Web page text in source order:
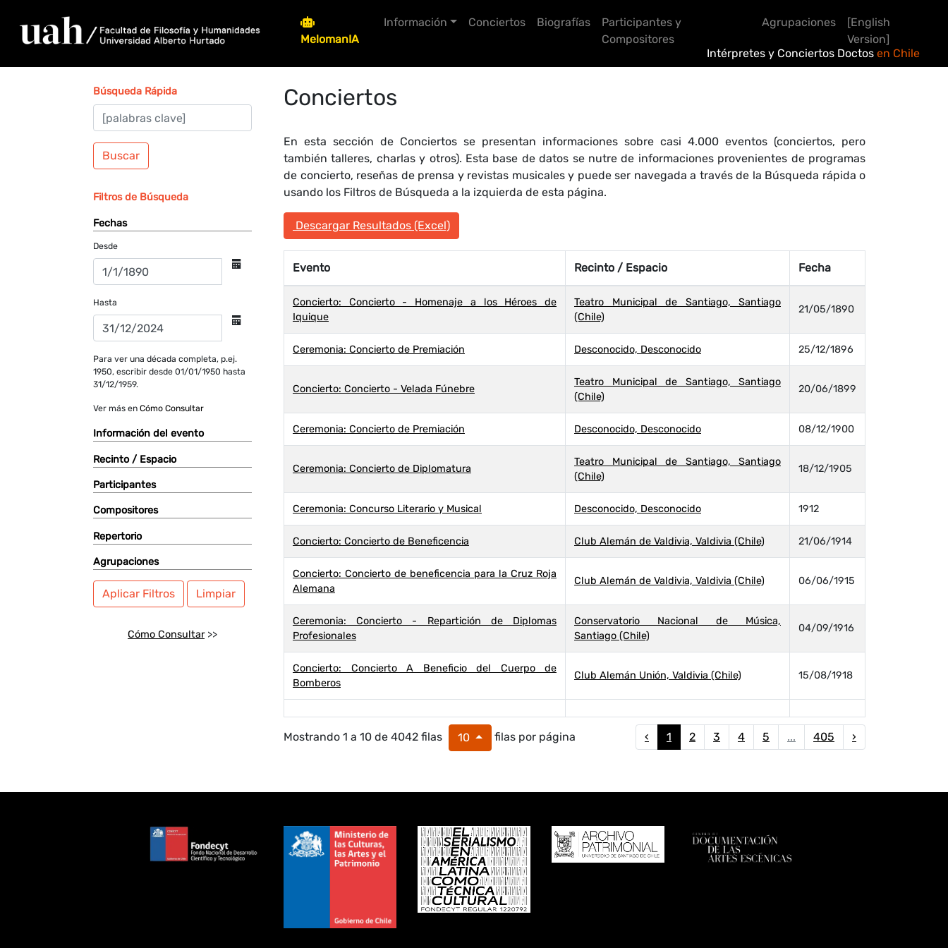
MelomanIA
Información Conciertos Biografías
Participantes y
Compositores
Agrupaciones
[English
Version]
Intérpretes y Conciertos Doctos en Chile
Búsqueda Rápida
Buscar
Filtros de Búsqueda
Fechas
Desde
Hasta
Para ver una década completa, p.ej.
1950, escribir desde 01/01/1950 hasta
31/12/1959.
Ver más en Cómo Consultar
Información del evento
Recinto / Espacio
Participantes
Compositores
Repertorio
Agrupaciones
Aplicar Filtros Limpiar
Cómo Consultar>>
Conciertos
En esta sección de Conciertos se presentan informaciones sobre casi 4.000 eventos (conciertos, pero
también talleres, charlas y otros). Esta base de datos se nutre de informaciones provenientes de programas
de concierto, reseñas de prensa y revistas musicales y puede ser navegada a través de la Búsqueda rápida o
usando los Filtros de Búsqueda a la izquierda de esta página.
Descargar Resultados (Excel)
Evento Recinto / Espacio Fecha
Concierto: Concierto - Homenaje a los Héroes de
Iquique
Teatro Municipal de Santiago, Santiago
(Chile)
21/05/1890
Ceremonia: Concierto de Premiación Desconocido, Desconocido 25/12/1896
Concierto: Concierto - Velada Fúnebre
Teatro Municipal de Santiago, Santiago
(Chile)
20/06/1899
Ceremonia: Concierto de Premiación Desconocido, Desconocido 08/12/1900
Ceremonia: Concierto de Diplomatura
Teatro Municipal de Santiago, Santiago
(Chile)
18/12/1905
Ceremonia: Concurso Literario y Musical Desconocido, Desconocido 1912
Concierto: Concierto de Beneficencia Club Alemán de Valdivia, Valdivia (Chile) 21/06/1914
Concierto: Concierto de beneficencia para la Cruz Roja
Alemana
Club Alemán de Valdivia, Valdivia (Chile) 06/06/1915
Ceremonia: Concierto - Repartición de Diplomas
Profesionales
Conservatorio Nacional de Música,
Santiago (Chile)
04/09/1916
Concierto: Concierto A Beneficio del Cuerpo de
Bomberos
Club Alemán Unión, Valdivia (Chile) 15/08/1918
Mostrando 1 a 10 de 4042 filas 10 filas por página ‹ 1 2 3 4 5 ... 405 ›